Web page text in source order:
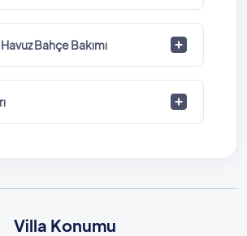
Bahçe Bakımı
Villa Konumu